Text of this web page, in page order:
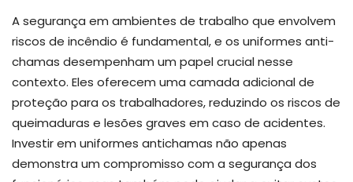
A segurança em ambientes de trabalho que envolvem
riscos de incêndio é fundamental, e os uniformes anti-
chamas desempenham um papel crucial nesse
contexto. Eles oferecem uma camada adicional de
proteção para os trabalhadores, reduzindo os riscos de
queimaduras e lesões graves em caso de acidentes.
Investir em uniformes antichamas não apenas
demonstra um compromisso com a segurança dos